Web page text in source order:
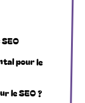
pour le
le SEO ?